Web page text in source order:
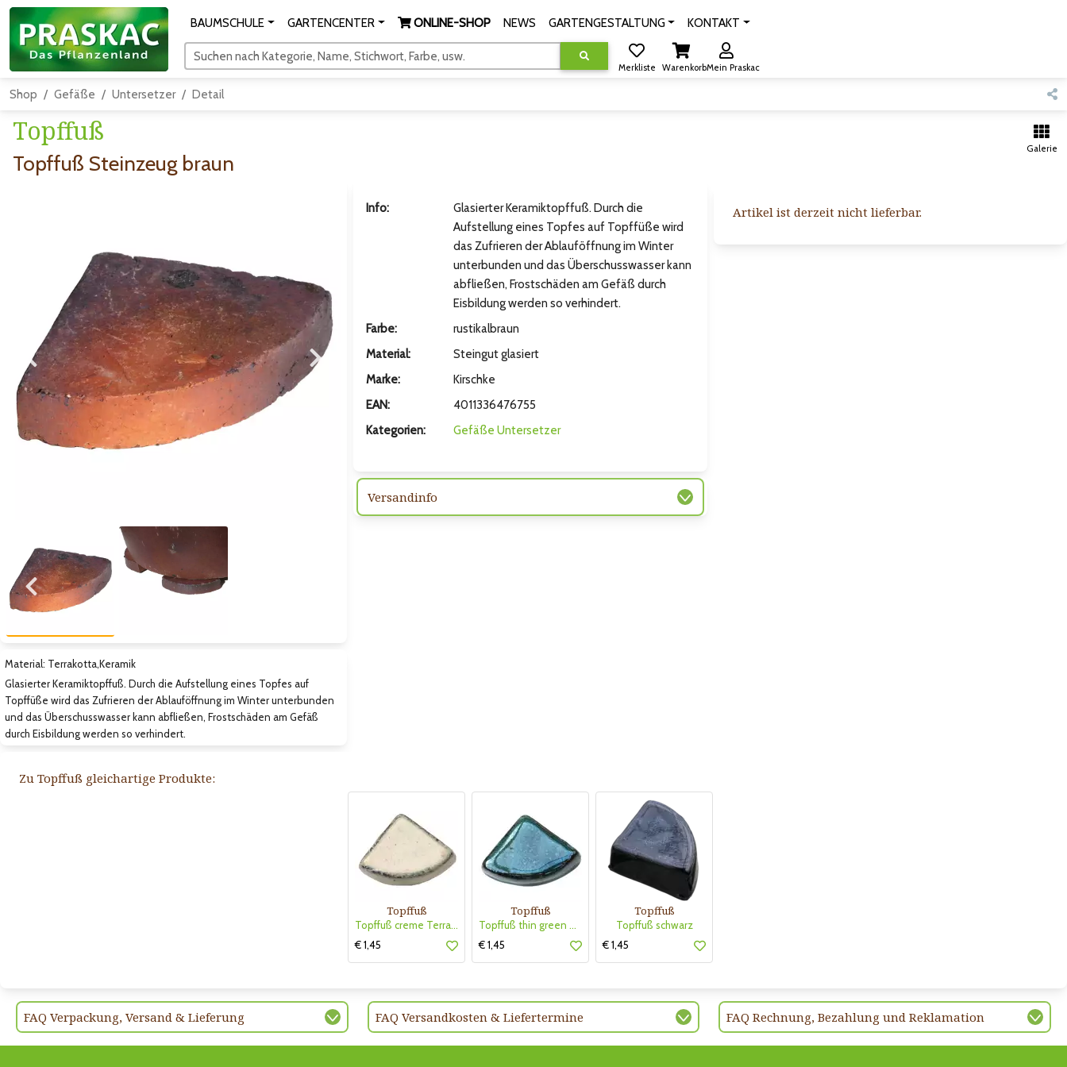
BAUMSCHULE GARTENCENTER ONLINE-SHOP NEWS GARTENGESTALTUNG KONTAKT
Suchen nach Kategorie, Name, Stichwort, Farbe, usw.
Merkliste WarenkorbMein Praskac
Shop Gefäße Untersetzer Detail
Topffuß
Topffuß Steinzeug braun
Galerie
Zum vorigen Bild Zum nächsten Bild
Zum vorigen Bild
Material: Terrakotta,Keramik
Glasierter Keramiktopffuß. Durch die Aufstellung eines Topfes auf
Topffüße wird das Zufrieren der Ablauföffnung im Winter unterbunden
und das Überschusswasser kann abfließen, Frostschäden am Gefäß
durch Eisbildung werden so verhindert.
Artikel ist derzeit nicht lieferbar.
Info:
Glasierter Keramiktopffuß. Durch die
Aufstellung eines Topfes auf Topffüße wird
das Zufrieren der Ablauföffnung im Winter
unterbunden und das Überschusswasser kann
abfließen, Frostschäden am Gefäß durch
Eisbildung werden so verhindert.
Farbe:
rustikalbraun
Material:
Steingut glasiert
Marke:
Kirschke
EAN:
4011336476755
Kategorien:
Gefäße Untersetzer
Versandinfo
Zu Topffuß gleichartige Produkte:
Topffuß
Topffuß creme Terra Dura
€ 1,45
Topffuß
Topffuß thin green Terra Dura
€ 1,45
Topffuß
Topffuß schwarz
€ 1,45
FAQ Verpackung, Versand & Lieferung FAQ Versandkosten & Liefertermine FAQ Rechnung, Bezahlung und Reklamation